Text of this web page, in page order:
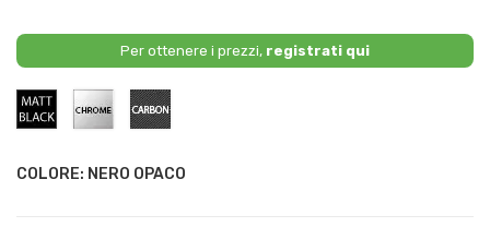
Per ottenere i prezzi, registrati qui
COLORE: NERO OPACO
Opaco
Cromo Carbonio